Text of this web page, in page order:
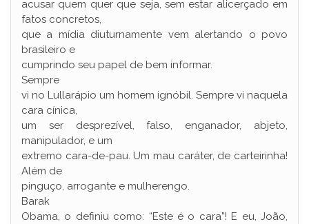
acusar quem quer que seja, sem estar alicerçado em
fatos concretos,
que a mídia diuturnamente vem alertando o povo
brasileiro e
cumprindo seu papel de bem informar.
Sempre
vi no Lullarápio um homem ignóbil. Sempre vi naquela
cara cínica,
um ser desprezível, falso, enganador, abjeto,
manipulador, e um
extremo cara-de-pau. Um mau caráter, de carteirinha!
Além de
pinguço, arrogante e mulherengo.
Barak
Obama, o definiu como: “Este é o cara”! E eu, João,